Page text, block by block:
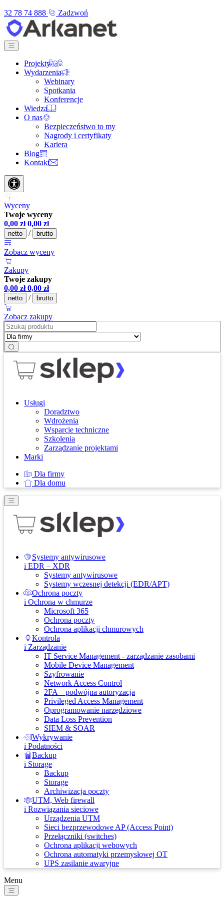
32 78 74 888
Zadzwoń
Projekty
Wydarzenia
Webinary
Spotkania
Konferencje
Wiedza
O nas
Bezpieczeństwo to my
Nagrody i certyfikaty
Kariera
Blog
Kontakt
Wyceny
Twoje wyceny
0,00 zł 0,00 zł
netto / brutto
Zobacz wyceny
Zakupy
Twoje zakupy
0,00 zł 0,00 zł
netto / brutto
Zobacz zakupy
Usługi
Doradztwo
Wdrożenia
Wsparcie techniczne
Szkolenia
Zarządzanie projektami
Marki
Dla firmy
Dla domu
Systemy antywirusowe
i EDR – XDR
Systemy antywirusowe
Systemy wczesnej detekcji (EDR/APT)
Ochrona poczty
i Ochrona w chmurze
Microsoft 365
Ochrona poczty
Ochrona aplikacji chmurowych
Kontrola
i Zarządzanie
IT Service Management - zarządzanie zasobami
Mobile Device Management
Szyfrowanie
Network Access Control
2FA – podwójna autoryzacja
Privileged Access Management
Oprogramowanie narzędziowe
Data Loss Prevention
SIEM & SOAR
Wykrywanie
i Podatności
Backup
i Storage
Backup
Storage
Archiwizacja poczty
UTM, Web firewall
i Rozwiązania sieciowe
Urządzenia UTM
Sieci bezprzewodowe AP (Access Point)
Przełączniki (switches)
Ochrona aplikacji webowych
Ochrona automatyki przemysłowej OT
UPS zasilanie awaryjne
Menu